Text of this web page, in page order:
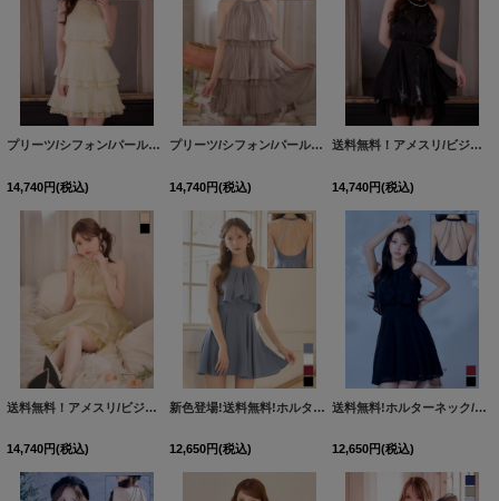
プリーツ/シフォン/パールビジュー/ティアード/バックリボン/ノースリーブ/アメスリ/ミニドレス/キャバドレス【XS-Mサイズ/2カラー】[OF03]【YN】dzjvBF【予約商品/8月下旬発送予定】
14,740円(税込)
プリーツ/シフォン/パールビジュー/ティアード/バックリボン/ノースリーブ/アメスリ/ミニドレス/キャバドレス【XS-Mサイズ/2カラー】[OF03]【YN】dzjvBF【予約商品/8月下旬発送予定】
14,740円(税込)
送料無料！アメスリ/ビジュー/胸閉じ/シフォン生地/チュール/フレア/ミニドレス/キャバドレス【XS-Mサイズ/2カラー】[OF03]【YN】dzwjgBF【予約商品/8月中旬発送予定】
14,740円(税込)
送料無料！アメスリ/ビジュー/胸閉じ/シフォン生地/チュール/フレア/ミニドレス/キャバドレス【XS-Mサイズ/2カラー】[OF03]【YN】dzwjgBF【予約商品/8月中旬発送予定】
14,740円(税込)
新色登場!送料無料!ホルターネック/バックビジュー/アメスリ/ノースリーブ/Aライン/フレア/シフォン/ミニドレス/キャバドレス【XS-Mサイズ/4カラー】[OF03] 【YN】dzjvAG【一部予約商品/8月下旬発送予定】
12,650円(税込)
送料無料!ホルターネック/バックビジュー/アメスリ/ノースリーブ/Aライン/フレア/シフォン/ミニドレス/キャバドレス【XS-Mサイズ/4カラー】[OF03] 【YN】dzjvAG【一部予約商品/8月下旬発送予定】
12,650円(税込)